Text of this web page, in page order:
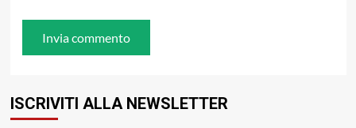
ISCRIVITI ALLA NEWSLETTER